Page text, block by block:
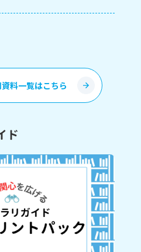
料一覧はこちら
ド